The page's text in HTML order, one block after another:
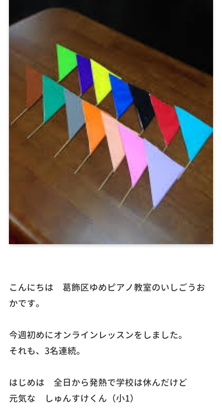
こんにちは 葛飾区ゆめピアノ教室のいしごうお
かです。
今週初めにオンラインレッスンをしました。
それも、3名連続。
はじめは 全日から発熱で学校は休んだけど
元気な しゅんすけくん（小1）